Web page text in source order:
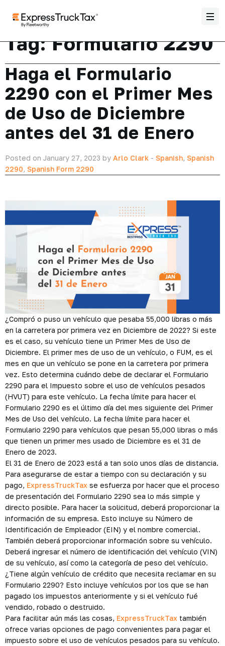
Tag:Formulario 2290
Haga el Formulario
2290 con el Primer Mes
de Uso de Diciembre
antes del 31 de Enero
Posted on January 27, 2023 by Arlo Clark - Spanish, Spanish
2290, Spanish Form 2290
¿Compró o puso un vehículo que pesaba 55,000 libras o más
en la carretera por primera vez en Diciembre de 2022? Si este
es el caso, su vehículo tiene un Primer Mes de Uso de
Diciembre. El primer mes de uso de un vehículo, o FUM, es el
mes en que un vehículo se pone en la carretera por primera
vez. Esto determina cuándo debe de declarar el Formulario
2290 para el Impuesto sobre el uso de vehículos pesados
(HVUT) para este vehículo. La fecha límite para hacer el
Formulario 2290 es el último día del mes siguiente del Primer
Mes de Uso del vehículo. La fecha límite para hacer el
Formulario 2290 para vehículos que pesan 55,000 libras o más
que tienen un primer mes usado de Diciembre es el 31 de
Enero de 2023.
El 31 de Enero de 2023 está a tan solo unos días de distancia.
Para asegurarse de estar a tiempo con su declaración y su
pago, ExpressTruckTax se esfuerza por hacer que el proceso
de presentación del Formulario 2290 sea lo más simple y
directo posible. Para hacer la solicitud, deberá proporcionar la
información de su empresa. Esto incluye su Número de
Identificación de Empleador (EIN) y el nombre comercial.
También deberá proporcionar información sobre su vehículo.
Deberá ingresar el número de identificación del vehículo (VIN)
de su vehículo, así como la categoría de peso del vehículo.
¿Tiene algún vehículo de crédito que necesita reclamar en su
Formulario 2290? Esto incluye vehículos por los que se han
pagado los impuestos anteriormente y si el vehículo fué
vendido, robado o destruido.
Para facilitar aún más las cosas, ExpressTruckTax también
ofrece varias opciones de pago convenientes para pagar el
impuesto sobre el uso de vehículos pesados para su vehículo.